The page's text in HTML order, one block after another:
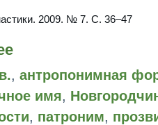
2009. № 7. С. 36–47
, антропонимная
имя,
, патроним,